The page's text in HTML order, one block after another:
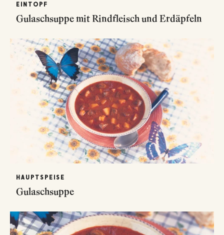
EINTOPF
Gulaschsuppe mit Rindfleisch und Erdäpfeln
HAUPTSPEISE
Gulaschsuppe